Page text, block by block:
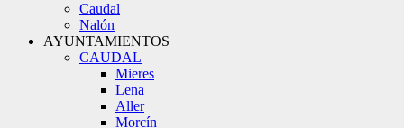
Caudal
Nalón
AYUNTAMIENTOS
CAUDAL
Mieres
Lena
Aller
Morcín